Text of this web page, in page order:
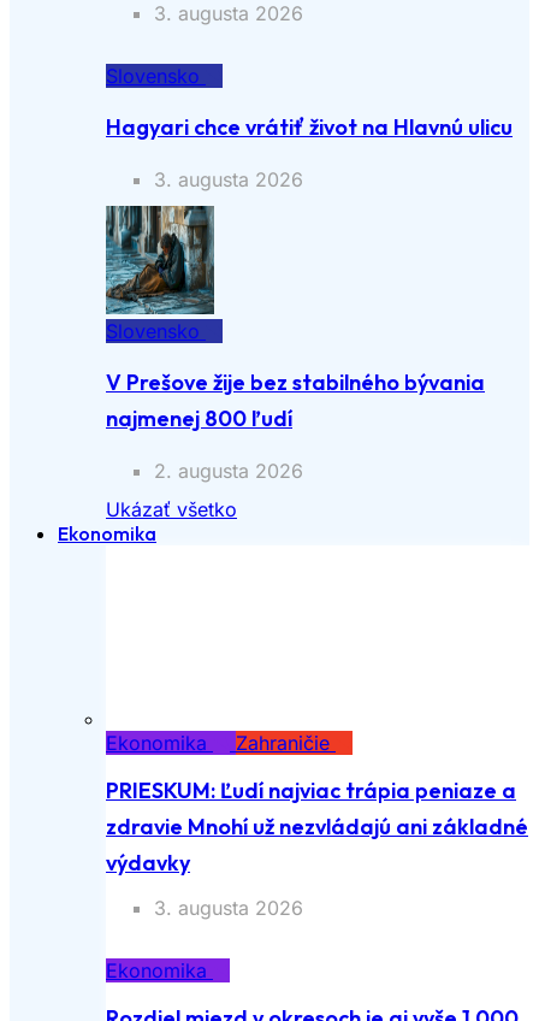
3. augusta 2026
Slovensko
Hagyari chce vrátiť život na Hlavnú ulicu
3. augusta 2026
Slovensko
V Prešove žije bez stabilného bývania
najmenej 800 ľudí
2. augusta 2026
Ukázať všetko
Ekonomika
Ekonomika Zahraničie
PRIESKUM: Ľudí najviac trápia peniaze a
zdravie Mnohí už nezvládajú ani základné
výdavky
3. augusta 2026
Ekonomika